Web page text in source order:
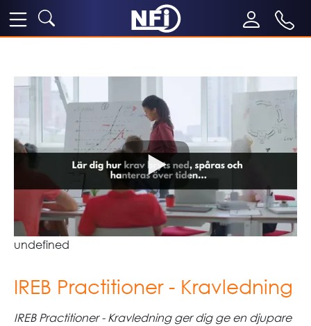
undefined
IREB Practitioner - Kravledning
IREB Practitioner - Kravledning ger dig ge en djupare